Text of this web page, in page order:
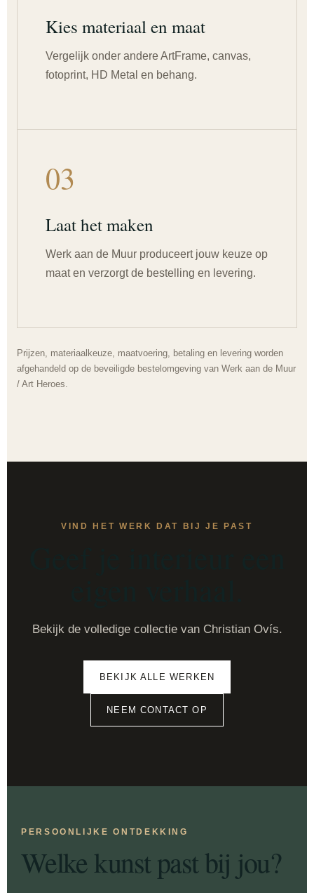
Kies materiaal en maat
Vergelijk onder andere ArtFrame, canvas,
fotoprint, HD Metal en behang.
03
Laat het maken
Werk aan de Muur produceert jouw keuze op
maat en verzorgt de bestelling en levering.
Prijzen, materiaalkeuze, maatvoering, betaling en levering worden
afgehandeld op de beveiligde bestelomgeving van Werk aan de Muur
/ Art Heroes.
VIND HET WERK DAT BIJ JE PAST
Bekijk de volledige collectie van Christian Ovís.
BEKIJK ALLE WERKEN
NEEM CONTACT OP
PERSOONLIJKE ONTDEKKING
Welke kunst past bij jou?